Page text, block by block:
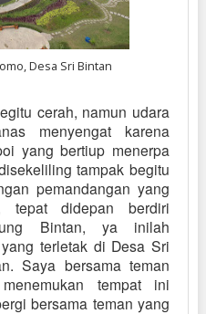
Desa Sri Bintan
cerah, namun udara
menyengat karena
yang bertiup menerpa
tampak begitu
pemandangan yang
didepan berdiri
Bintan, ya inilah
terletak di Desa Sri
Saya bersama teman
tempat ini
bersama teman yang